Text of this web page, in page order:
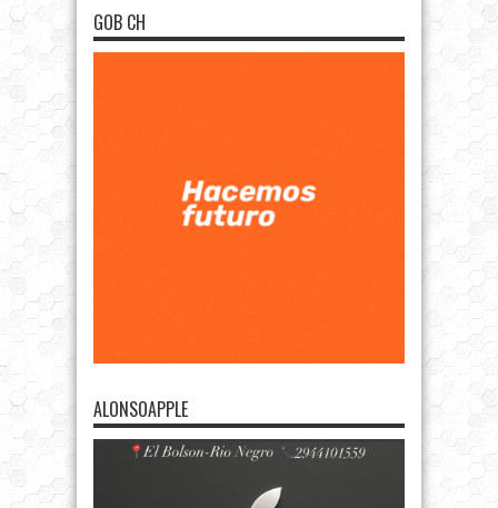
GOB CH
ALONSOAPPLE